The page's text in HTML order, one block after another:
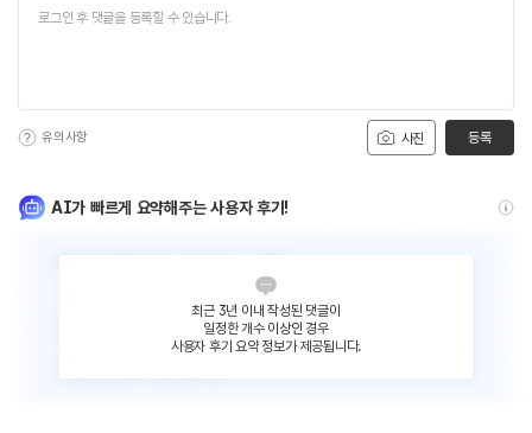
사진
유의사항 등록
AI가 빠르게 요약해주는 사용자 후기!
최근 3년 이내 작성된 댓글이
일정한 개수 이상인 경우
사용자 후기 요약 정보가 제공됩니다.